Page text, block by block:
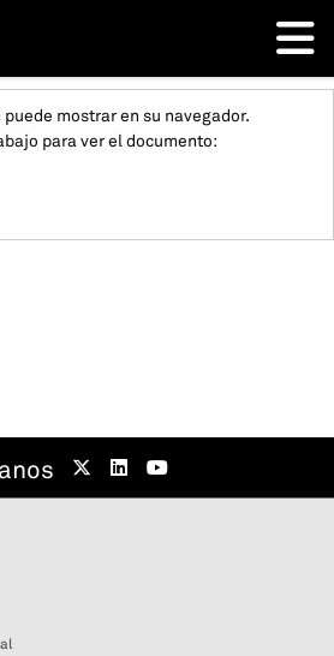
mostrar en su navegador.
para ver el documento: